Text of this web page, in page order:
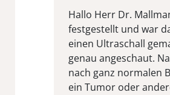
Hallo Herr Dr.
festgestellt und war
einen Ultraschall
genau angeschaut.
nach ganz normalen
ein Tumor oder